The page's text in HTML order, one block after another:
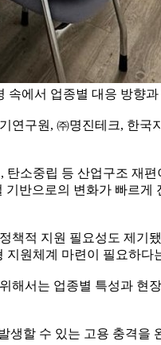
속에서 업종별 대응 방향
구원, ㈜명진테크, 한
소중립 등 산업구조 재
반으로의 변화가 빠르
적 지원 필요성도 제기
지원체계 마련이 필요하다
서는 업종별 특성과 현
할 수 있는 고용 충격